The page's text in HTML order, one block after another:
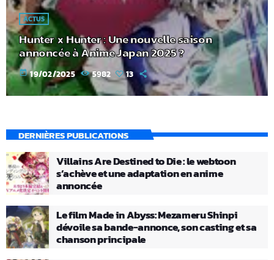
ACTUS
Hunter x Hunter : Une nouvelle saison
annoncée à Anime Japan 2025 ?
today 19/02/2025 5982 13
DERNIÈRES PUBLICATIONS
Villains Are Destined to Die : le webtoon
s’achève et une adaptation en anime
annoncée
Le film Made in Abyss: Mezameru Shinpi
dévoile sa bande-annonce, son casting et sa
chanson principale